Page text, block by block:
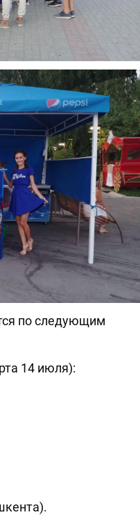
по следующим
14 июля):